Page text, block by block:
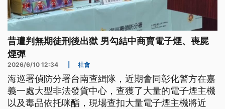
昔遭判無期徒刑後出獄 男勾結中商賣電子煙、喪屍
煙彈
2026/6/10 12:34 社會
海巡署偵防分署台南查緝隊，近期會同彰化警方在嘉
義一處大型非法發貨中心，查獲了大量的電子煙主機
以及毒品依托咪酯，現場查扣大量電子煙主機將近